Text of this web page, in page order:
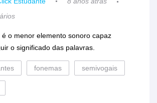
é o menor elemento sonoro capaz
o significado das palavras.
fonemas semivogais